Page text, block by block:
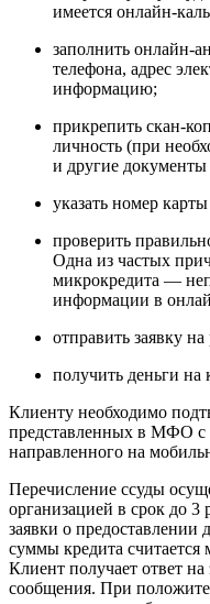
имеется онлайн-
заполнить онлайн-
телефона, адрес
информацию;
прикрепить скан-
личность (при
и другие
указать номер
проверить
Одна из частых
микрокредита —
информации в
отправить заявку
получить деньги на
Клиенту необходимо
представленных в МФО
направленного на
Перечисление ссуды
организацией в срок до 3
заявки о предоставлении
суммы кредита считается
Клиент получает ответ
сообщения. При